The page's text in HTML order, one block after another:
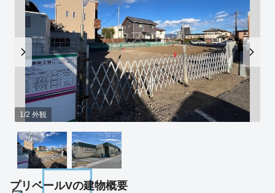
1/2 外観
プリベールVの建物概要